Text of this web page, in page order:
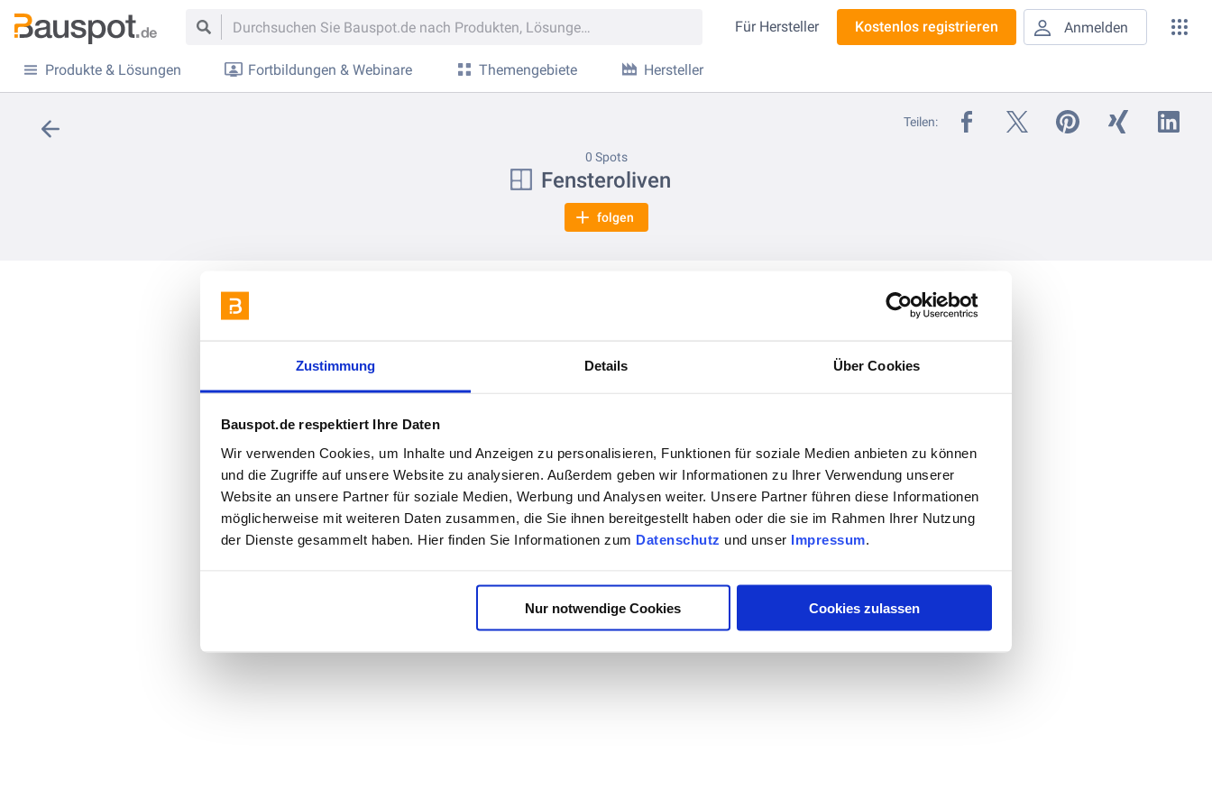
Zustimmung Details Über Cookies
Bauspot.de respektiert Ihre Daten
Wir verwenden Cookies, um Inhalte und Anzeigen zu personalisieren, Funktionen für soziale Medien anbieten zu können
und die Zugriffe auf unsere Website zu analysieren. Außerdem geben wir Informationen zu Ihrer Verwendung unserer
Website an unsere Partner für soziale Medien, Werbung und Analysen weiter. Unsere Partner führen diese Informationen
möglicherweise mit weiteren Daten zusammen, die Sie ihnen bereitgestellt haben oder die sie im Rahmen Ihrer Nutzung
der Dienste gesammelt haben. Hier finden Sie Informationen zum Datenschutz und unser Impressum.
Nur notwendige Cookies Cookies zulassen
Für Hersteller Kostenlos registrieren Anmelden
Produkte & Lösungen Fortbildungen & Webinare Themengebiete Hersteller
0 Spots
Fensteroliven
folgen
Teilen: